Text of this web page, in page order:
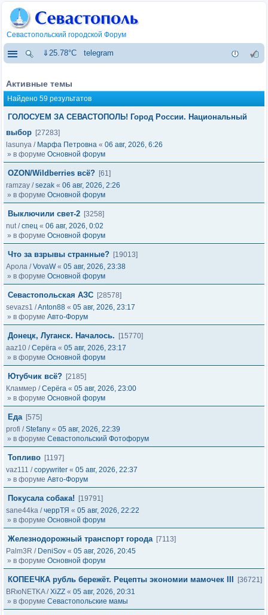
Севастопольский городской Форум
⇓25.78°C telegram
Активные темы
Найдено 59 результатов
ГОЛОСУЕМ ЗА СЕВАСТОПОЛЬ! Город России. Национальный
выбор [27283]
lasunya / Марфа Петровна « 06 авг, 2026, 6:26
» в форуме Основной форум
OZON/Wildberries всё? [61]
ramzay /sezak « 06 авг, 2026, 2:26
» в форуме Основной форум
Выключили свет-2 [3258]
nut/спец « 06 авг, 2026, 0:02
» в форуме Основной форум
Что за взрывы странные? [19013]
Арола /VovaW« 05 авг, 2026, 23:38
» в форуме Основной форум
Севастопольская АЗС [28578]
sevazs1 /Anton88 « 05 авг, 2026, 23:17
» в форуме Авто-Форум
Донецк, Луганск. Началось.
[15770]
aaz10 /Серёга « 05 авг, 2026, 23:17
» в форуме Основной форум
Ютубчик всё? [2185]
Кламмер /Серёга « 05 авг, 2026, 23:00
» в форуме Основной форум
Еда [575]
profi /Stefany « 05 авг, 2026, 22:39
» в форуме Севастопольский Фотофорум
Топливо [1197]
vaz111 /copywriter « 05 авг, 2026, 22:37
» в форуме Авто-Форум
Покусала собака!
[19791]
sane44ka /черрТЯ « 05 авг, 2026, 22:22
» в форуме Основной форум
Железнодорожный транспорт города [7113]
Palm3R / DeniSov « 05 авг, 2026, 20:45
» в форуме Основной форум
КОПЕЕЧКА рубль бережёт. Рецепты экономии мамочек III
[36721]
BRюNETKA/XiZZ « 05 авг, 2026, 20:31
» в форуме Севастопольские мамы